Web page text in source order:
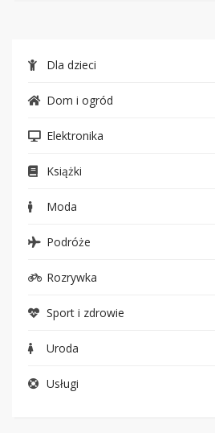
Dla dzieci
Dom i ogród
Elektronika
Książki
Moda
Podróże
Rozrywka
Sport i zdrowie
Uroda
Usługi